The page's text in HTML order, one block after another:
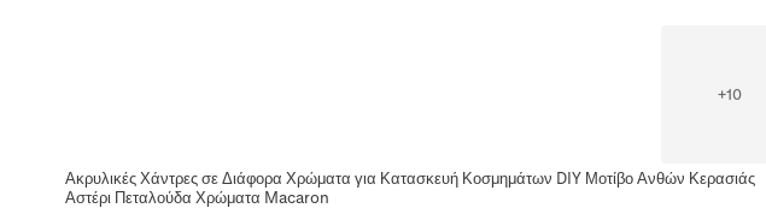
+10
Ακρυλικές Χάντρες σε Διάφορα Χρώματα για Κατασκευή Κοσμημάτων DIY Μοτίβο Ανθών Κερασιάς
Αστέρι Πεταλούδα Χρώματα Macaron